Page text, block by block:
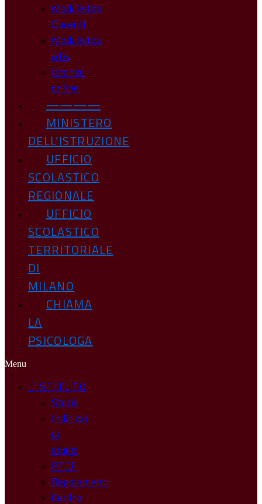
Modulistica
Docenti
Modulistica
ATA
Istanze
online
————
MINISTERO
DELL’ISTRUZIONE
UFFICIO
SCOLASTICO
REGIONALE
UFFICIO
SCOLASTICO
TERRITORIALE
DI
MILANO
CHIAMA
LA
PSICOLOGA
Menu
L’ISTITUTO
Storia
Indirizzi
di
studio
PTOF
Regolamenti
Centro